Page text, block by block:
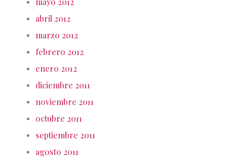
abril 2012
marzo 2012
febrero 2012
enero 2012
diciembre 2011
noviembre 2011
octubre 2011
septiembre 2011
agosto 2011